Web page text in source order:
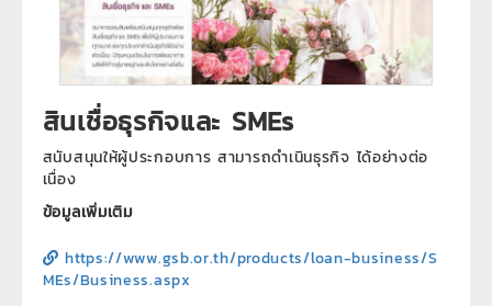
สินเชื่อธุรกิจและ SMEs
สนับสนุนให้ผู้ประกอบการ สามารถดำเนินธุรกิจ ได้อย่างต่อ
เนื่อง
ข้อมูลเพิ่มเติม
https://www.gsb.or.th/products/loan-business/S
MEs/Business.aspx